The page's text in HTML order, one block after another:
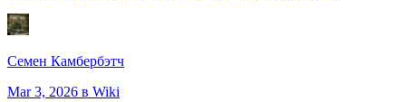
Семен Камбербэтч
Mar 3, 2026 в Wiki